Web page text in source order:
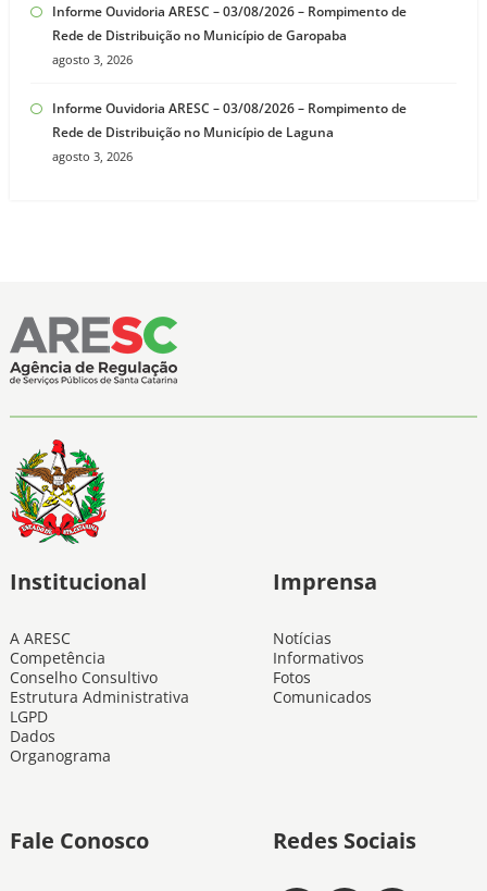
Informe Ouvidoria ARESC – 03/08/2026 – Rompimento de
Rede de Distribuição no Município de Garopaba
agosto 3, 2026
Informe Ouvidoria ARESC – 03/08/2026 – Rompimento de
Rede de Distribuição no Município de Laguna
agosto 3, 2026
Institucional
A ARESC
Competência
Conselho Consultivo
Estrutura Administrativa
LGPD
Dados
Organograma
Imprensa
Notícias
Informativos
Fotos
Comunicados
Fale Conosco Redes Sociais